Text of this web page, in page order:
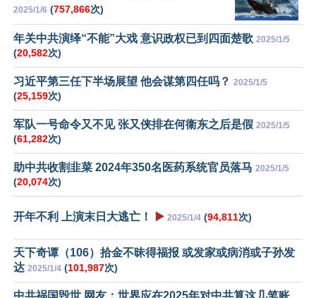
2025/1/6 (757,866次)
年关中共演绎“不能”大戏 意识政权已到四面楚歌 2025/1/5
(20,582次)
习近平第三任下半场展望 他会谋第四任吗？ 2025/1/5
(25,159次)
军队一号命令又不见 张又侠排在何衞东之后是假 2025/1/5
(61,282次)
助中共收割韭菜 2024年350名医药系统官员落马 2025/1/5
(20,074次)
开年不利 上演末日大逃亡！ ▶️ 2025/1/4 (94,811次)
天下奇谭（106）拾金不昧得福报 或发家或病消或子孙发
达 2025/1/4 (101,987次)